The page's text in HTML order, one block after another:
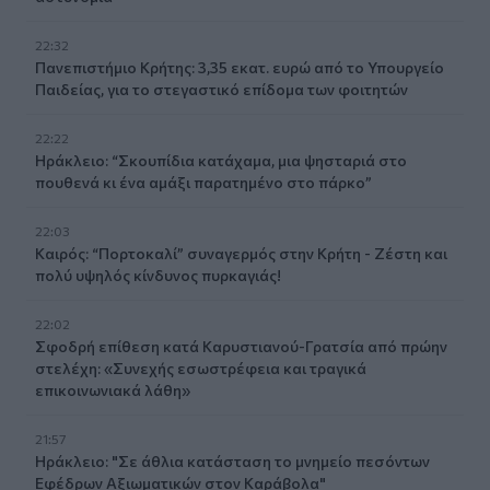
22:32
Πανεπιστήμιο Κρήτης: 3,35 εκατ. ευρώ από το Υπουργείο
Παιδείας, για το στεγαστικό επίδομα των φοιτητών
22:22
Ηράκλειο: “Σκουπίδια κατάχαμα, μια ψησταριά στο
πουθενά κι ένα αμάξι παρατημένο στο πάρκο”
22:03
Καιρός: “Πορτοκαλί” συναγερμός στην Κρήτη - Ζέστη και
πολύ υψηλός κίνδυνος πυρκαγιάς!
22:02
Σφοδρή επίθεση κατά Καρυστιανού-Γρατσία από πρώην
στελέχη: «Συνεχής εσωστρέφεια και τραγικά
επικοινωνιακά λάθη»
21:57
Ηράκλειο: "Σε άθλια κατάσταση το μνημείο πεσόντων
Εφέδρων Αξιωματικών στον Καράβολα"